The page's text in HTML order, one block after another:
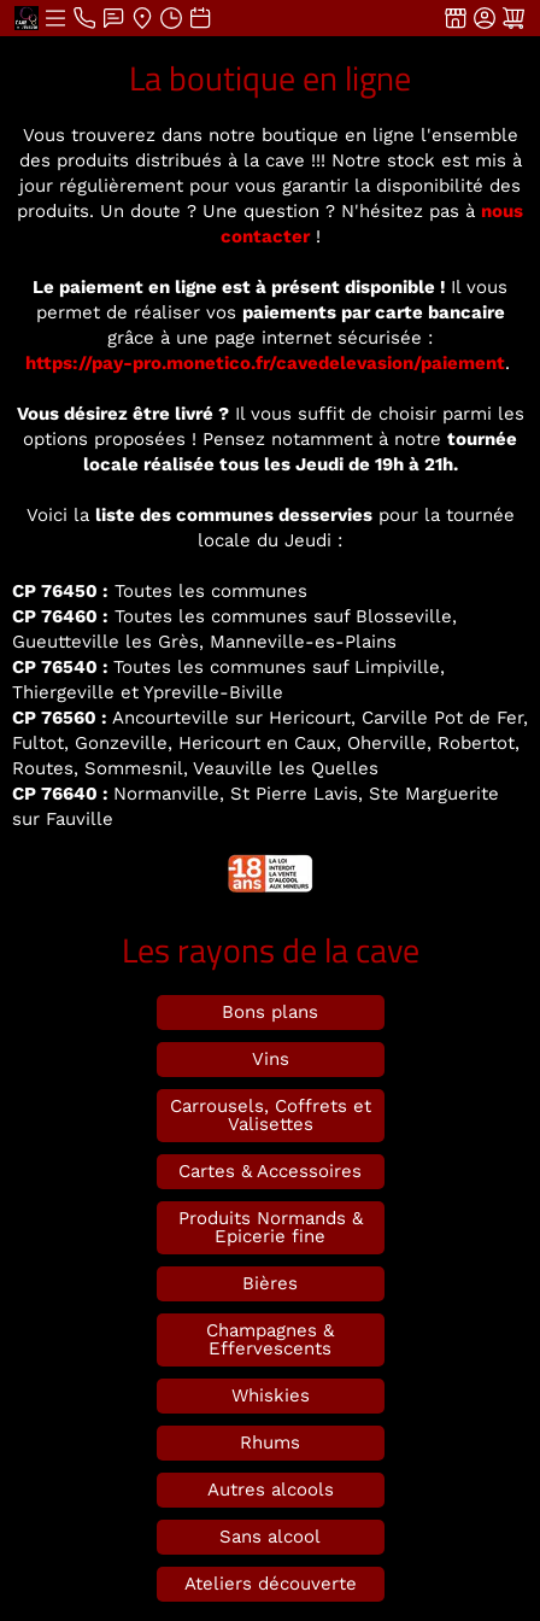
La boutique en ligne
Vous trouverez dans notre boutique en ligne l'ensemble
des produits distribués à la cave !!! Notre stock est mis à
jour régulièrement pour vous garantir la disponibilité des
produits. Un doute ? Une question ? N'hésitez pas à nous
contacter!
Le paiement en ligne est à présent disponible ! Il vous
permet de réaliser vos paiements par carte bancaire
grâce à une page internet sécurisée :
https://pay-pro.monetico.fr/cavedelevasion/paiement.
Vous désirez être livré ?Il vous suffit de choisir parmi les
options proposées ! Pensez notamment à notre tournée
locale réalisée tous les Jeudi de 19h à 21h.
Voici la liste des communes desserviespour la tournée
locale du Jeudi :
CP 76450 : Toutes les communes
CP 76460 : Toutes les communes sauf Blosseville,
Gueutteville les Grès, Manneville-es-Plains
CP 76540 : Toutes les communes sauf Limpiville,
Thiergeville et Ypreville-Biville
CP 76560 : Ancourteville sur Hericourt, Carville Pot de Fer,
Fultot, Gonzeville, Hericourt en Caux, Oherville, Robertot,
Routes, Sommesnil, Veauville les Quelles
CP 76640 : Normanville, St Pierre Lavis, Ste Marguerite
sur Fauville
Les rayons de la cave
Bons plans
Vins
Carrousels, Coffrets et
Valisettes
Cartes & Accessoires
Produits Normands &
Epicerie fine
Bières
Champagnes &
Effervescents
Whiskies
Rhums
Autres alcools
Sans alcool
Ateliers découverte